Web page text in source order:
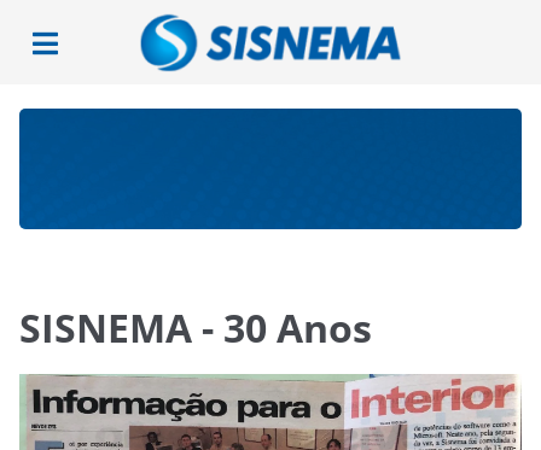
SISNEMA - 30 Anos